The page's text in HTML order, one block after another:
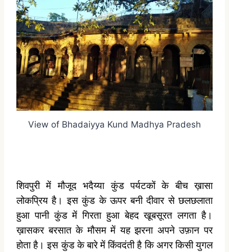
View of Bhadaiyya Kund Madhya Pradesh
शिवपुरी में मौजूद भदैय्या कुंड पर्यटकों के बीच ख़ासा
लोकप्रिय है। इस कुंड के ऊपर बनी दीवार से छलछलाता
हुआ पानी कुंड में गिरता हुआ बेहद खूबसूरत लगता है।
ख़ासकर बरसात के मौसम में यह झरना अपने उफ़ान पर
होता है। इस कुंड के बारे में किंवदंती है कि अगर किसी युगल